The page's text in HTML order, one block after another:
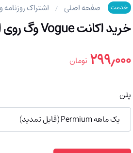
خدمت صفحه اصلی اشتراک
خرید اکانت Vogue وگ روی ایمیل شما (%93 تخفیف)
۲۹۹٫۰۰۰ تومان
پلن
یک ماهه Permium (قابل تمدید)